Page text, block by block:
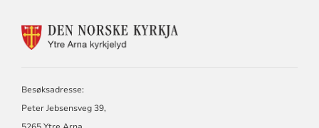
KONTAKTINFORMASJON
Besøksadresse:
Peter Jebsensveg 39,